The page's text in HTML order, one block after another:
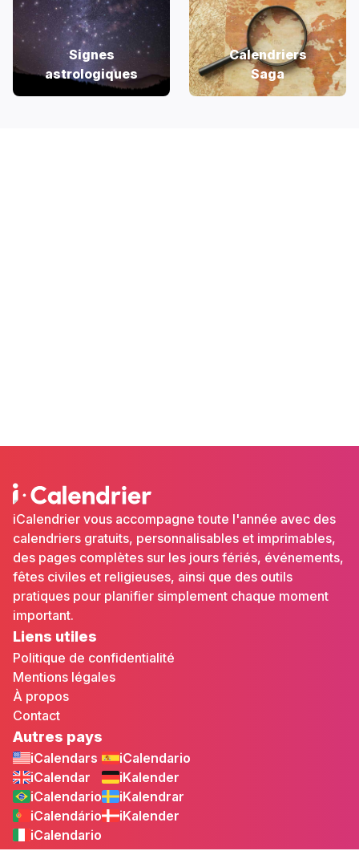
Signes
astrologiques
Calendriers
Saga
iCalendrier vous accompagne toute l'année avec des
calendriers gratuits, personnalisables et imprimables,
des pages complètes sur les jours fériés, événements,
fêtes civiles et religieuses, ainsi que des outils
pratiques pour planifier simplement chaque moment
important.
Liens utiles
Politique de confidentialité
Mentions légales
À propos
Contact
Autres pays
iCalendars
iCalendar
iCalendario
iCalendário
iCalendario
iCalendario
iKalender
iKalendrar
iKalender